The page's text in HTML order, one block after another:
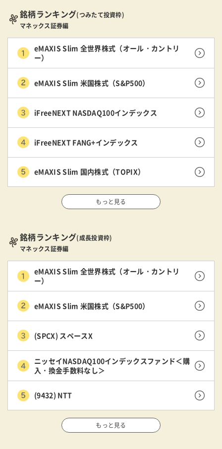
銘柄ランキング(つみたて投資枠)
マネックス証券編
eMAXIS Slim 全世界株式（オール・カントリ
ー）
eMAXIS Slim 米国株式（S&P500）
iFreeNEXT NASDAQ100インデックス
iFreeNEXT FANG+インデックス
eMAXIS Slim 国内株式（TOPIX）
もっと見る
銘柄ランキング(成長投資枠)
マネックス証券編
eMAXIS Slim 全世界株式（オール・カントリ
ー）
eMAXIS Slim 米国株式（S&P500）
(SPCX) スペースX
ニッセイNASDAQ100インデックスファンド＜購
入・換金手数料なし＞
(9432) NTT
もっと見る